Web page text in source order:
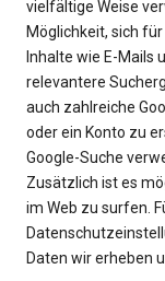
vielfältige Weise
Möglichkeit, sich
Inhalte wie E-Mails
relevantere
auch zahlreiche
oder ein Konto zu
Google-Suche
Zusätzlich ist es
im Web zu surfen.
Daten wir erheben